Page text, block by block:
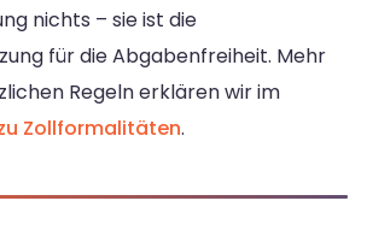
nichts – sie ist die
für die Abgabenfreiheit. Mehr
Regeln erklären wir im
Zollformalitäten.